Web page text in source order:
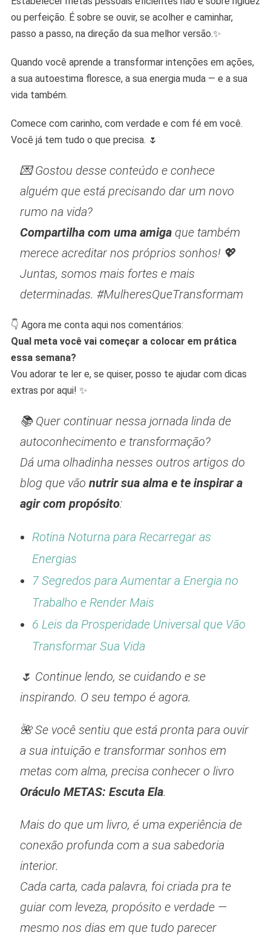
ou perfeição. É sobre se ouvir, se acolher e caminhar,
passo a passo, na direção da sua melhor versão.✨
Quando você aprende a transformar intenções em ações,
a sua autoestima floresce, a sua energia muda — e a sua
vida também.
Comece com carinho, com verdade e com fé em você.
Você já tem tudo o que precisa. 🌷
💌 Gostou desse conteúdo e conhece
alguém que está precisando dar um novo
rumo na vida?
Compartilha com uma amigaque também
merece acreditar nos próprios sonhos! 💖
Juntas, somos mais fortes e mais
determinadas. #MulheresQueTransformam
👇 Agora me conta aqui nos comentários:
Qual meta você vai começar a colocar em prática
essa semana?
Vou adorar te ler e, se quiser, posso te ajudar com dicas
extras por aqui! ✨
📚 Quer continuar nessa jornada linda de
autoconhecimento e transformação?
Dá uma olhadinha nesses outros artigos do
blog que vão nutrir sua alma e te inspirar a
agir com propósito:
Rotina Noturna para Recarregar as
Energias
7 Segredos para Aumentar a Energia no
Trabalho e Render Mais
6 Leis da Prosperidade Universal que Vão
Transformar Sua Vida
🌷 Continue lendo, se cuidando e se
inspirando. O seu tempo é agora.
🌺 Se você sentiu que está pronta para ouvir
a sua intuição e transformar sonhos em
metas com alma, precisa conhecer o livro
Oráculo METAS: Escuta Ela.
Mais do que um livro, é uma experiência de
conexão profunda com a sua sabedoria
interior.
Cada carta, cada palavra, foi criada pra te
guiar com leveza, propósito e verdade —
mesmo nos dias em que tudo parecer